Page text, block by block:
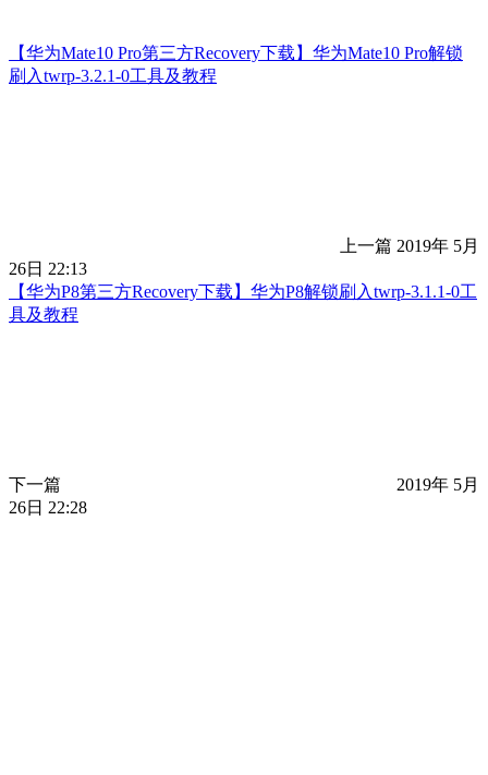
【华为Mate10 Pro第三方Recovery下载】华为Mate10 Pro解锁
刷入twrp-3.2.1-0工具及教程
上一篇 2019年 5月
26日 22:13
【华为P8第三方Recovery下载】华为P8解锁刷入twrp-3.1.1-0工
具及教程
下一篇
2019年 5月
26日 22:28